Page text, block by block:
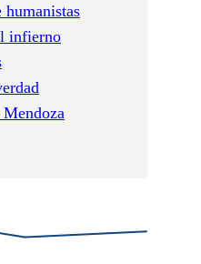
humanistas
infierno